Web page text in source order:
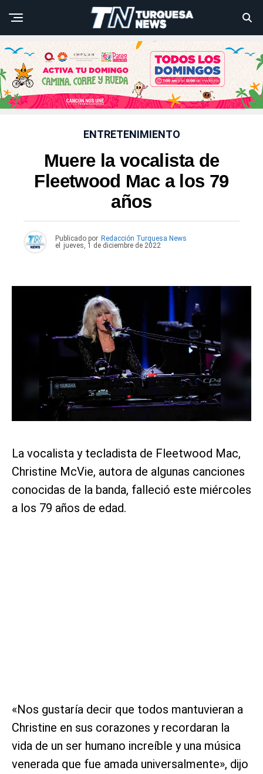
ENTRETENIMIENTO
Muere la vocalista de
Fleetwood Mac a los 79
años
Publicado por Redacción Turquesa News
el
jueves, 1 de diciembre de 2022
La vocalista y tecladista de Fleetwood Mac,
Christine McVie, autora de algunas canciones
conocidas de la banda, falleció este miércoles
a los 79 años de edad.
«Nos gustaría decir que todos mantuvieran a
Christine en sus corazones y recordaran la
vida de un ser humano increíble y una música
venerada que fue amada universalmente», dijo